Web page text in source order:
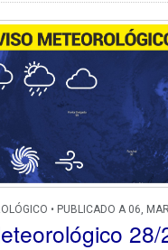
• PUBLICADO A 06,
28/